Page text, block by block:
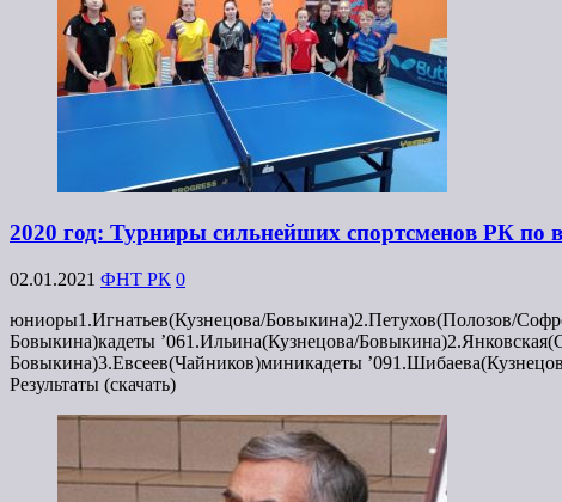
2020 год: Турниры сильнейших спортсменов РК по
02.01.2021 ФНТ РК 0
юниоры1.Игнатьев(Кузнецова/Бовыкина)2.Петухов(Полозов/
Бовыкина)кадеты ’061.Ильина(Кузнецова/
Бовыкина)3.Евсеев(Чайников)миникадеты
Результаты (скачать)